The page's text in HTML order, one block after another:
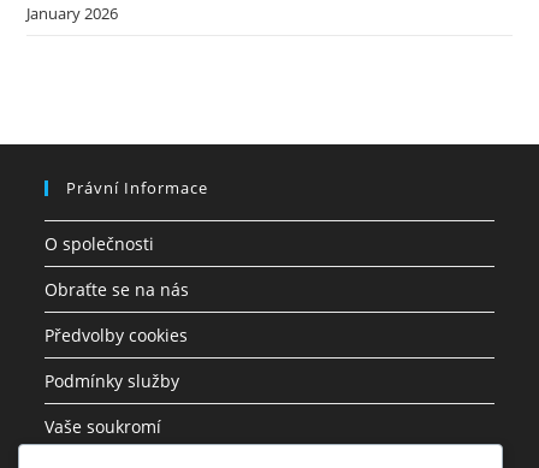
January 2026
Právní Informace
O společnosti
Obraťte se na nás
Předvolby cookies
Podmínky služby
Vaše soukromí